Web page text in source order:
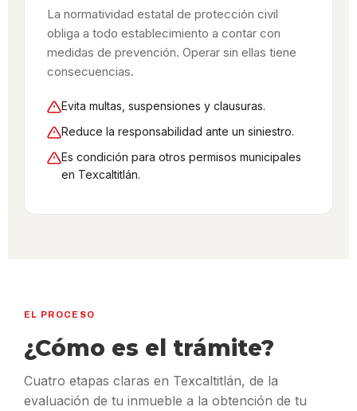
La normatividad estatal de protección civil
obliga a todo establecimiento a contar con
medidas de prevención. Operar sin ellas tiene
consecuencias.
Evita multas, suspensiones y clausuras.
Reduce la responsabilidad ante un siniestro.
Es condición para otros permisos municipales
en Texcaltitlán.
EL PROCESO
¿Cómo es el trámite?
Cuatro etapas claras en Texcaltitlán, de la
evaluación de tu inmueble a la obtención de tu